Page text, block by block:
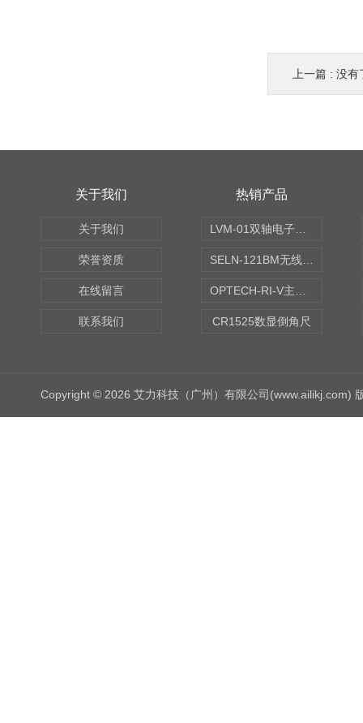
上一篇 : 没有
关于我们
关于我们
荣誉资质
在线留言
联系我们
热销产品
CR1525数显倒角尺
Copyright © 2026 艾力科技（广州）有限公司(www.ailikj.com)